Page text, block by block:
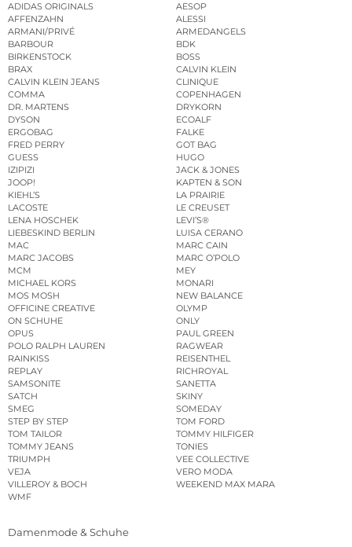
ADIDAS ORIGINALS
AESOP
AFFENZAHN
ALESSI
ARMANI/PRIVÉ
ARMEDANGELS
BARBOUR
BDK
BIRKENSTOCK
BOSS
BRAX
CALVIN KLEIN
CALVIN KLEIN JEANS
CLINIQUE
COMMA
COPENHAGEN
DR. MARTENS
DRYKORN
DYSON
ECOALF
ERGOBAG
FALKE
FRED PERRY
GOT BAG
GUESS
HUGO
IZIPIZI
JACK & JONES
JOOP!
KAPTEN & SON
KIEHL’S
LA PRAIRIE
LACOSTE
LE CREUSET
LENA HOSCHEK
LEVI’S®
LIEBESKIND BERLIN
LUISA CERANO
MAC
MARC CAIN
MARC JACOBS
MARC O’POLO
MCM
MEY
MICHAEL KORS
MONARI
MOS MOSH
NEW BALANCE
OFFICINE CREATIVE
OLYMP
ON SCHUHE
ONLY
OPUS
PAUL GREEN
POLO RALPH LAUREN
RAGWEAR
RAINKISS
REISENTHEL
REPLAY
RICHROYAL
SAMSONITE
SANETTA
SATCH
SKINY
SMEG
SOMEDAY
STEP BY STEP
TOM FORD
TOM TAILOR
TOMMY HILFIGER
TOMMY JEANS
TONIES
TRIUMPH
VEE COLLECTIVE
VEJA
VERO MODA
VILLEROY & BOCH
WEEKEND MAX MARA
WMF
Damenmode & Schuhe